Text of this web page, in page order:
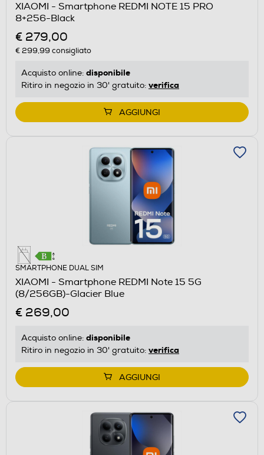
XIAOMI - Smartphone REDMI NOTE 15 PRO
8+256-Black
€ 279,00
€ 299,99 consigliato
Acquisto online: disponibile
Ritiro in negozio in 30' gratuito: verifica
AGGIUNGI
SMARTPHONE DUAL SIM
XIAOMI - Smartphone REDMI Note 15 5G
(8/256GB)-Glacier Blue
€ 269,00
Acquisto online: disponibile
Ritiro in negozio in 30' gratuito: verifica
AGGIUNGI